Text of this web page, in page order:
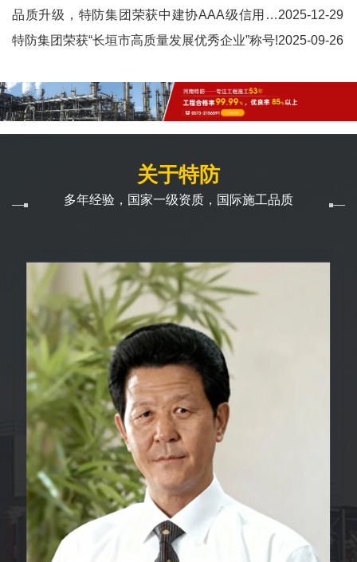
企业打造定制化防腐方案的“智慧中枢”。全流程系统化管
防总结形成了研发前置、定制方案、过程严控、全周期养护
层脱落、返工返修”的共性问题。 长垣本土走向全球市场，
河南特防始终将“让每一处防腐工程更耐久”作为自身使命。
半个多世纪初心不改，未来企业仍将以专业为笔墨、以创新
商”称号！
品质升级，特防集团荣获中建协AAA级信用认
证!
2025-12-29
特防集团荣获“长垣市高质量发展优秀企业”称号!2025-09-26
关于特防
多年经验，国家一级资质，国际施工品质